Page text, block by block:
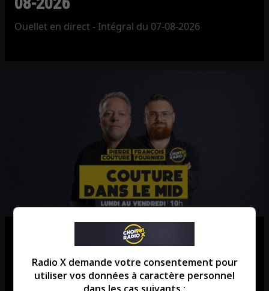
Ouellet en direct - Intégral du 07-08-2026
Couture dans le mid – Intégral du
07-08-2026
Couture dans le mid - Intégral du 07-08-2026
Radio X demande votre consentement pour
utiliser vos données à caractère personnel